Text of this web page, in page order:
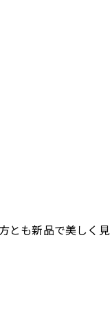
とも新品で美しく見